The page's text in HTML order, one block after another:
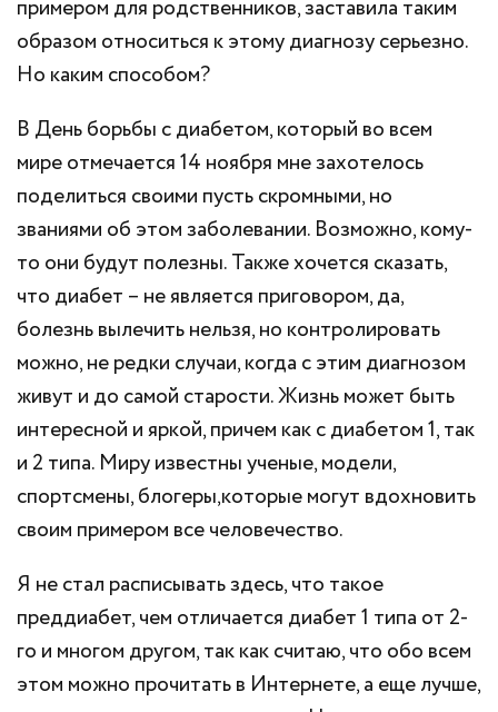
примером для родственников, заставила таким
образом относиться к этому диагнозу серьезно.
Но каким способом?
В День борьбы с диабетом, который во всем
мире отмечается 14 ноября мне захотелось
поделиться своими пусть скромными, но
званиями об этом заболевании. Возможно, кому-
то они будут полезны. Также хочется сказать,
что диабет – не является приговором, да,
болезнь вылечить нельзя, но контролировать
можно, не редки случаи, когда с этим диагнозом
живут и до самой старости. Жизнь может быть
интересной и яркой, причем как с диабетом 1, так
и 2 типа. Миру известны ученые, модели,
спортсмены, блогеры,которые могут вдохновить
своим примером все человечество.
Я не стал расписывать здесь, что такое
преддиабет, чем отличается диабет 1 типа от 2-
го и многом другом, так как считаю, что обо всем
этом можно прочитать в Интернете, а еще лучше,